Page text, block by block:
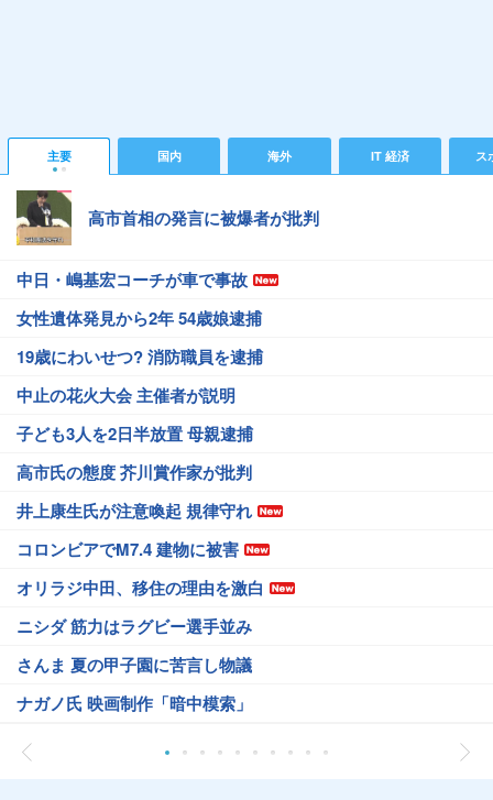
主要 国内 海外 IT 経済 ス
高市首相の発言に被爆者が批判
中日・嶋基宏コーチが車で事故
女性遺体発見から2年 54歳娘逮捕
19歳にわいせつ? 消防職員を逮捕
中止の花火大会 主催者が説明
子ども3人を2日半放置 母親逮捕
高市氏の態度 芥川賞作家が批判
井上康生氏が注意喚起 規律守れ
コロンビアでM7.4 建物に被害
オリラジ中田、移住の理由を激白
ニシダ 筋力はラグビー選手並み
さんま 夏の甲子園に苦言し物議
ナガノ氏 映画制作「暗中模索」